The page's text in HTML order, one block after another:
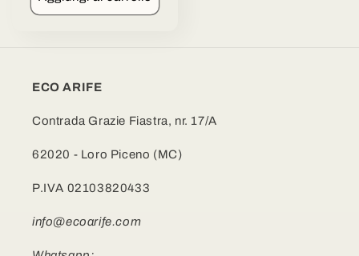
ECO ARIFE
Contrada Grazie Fiastra, nr. 17/A
62020 - Loro Piceno (MC)
P.IVA 02103820433
info@ecoarife.com